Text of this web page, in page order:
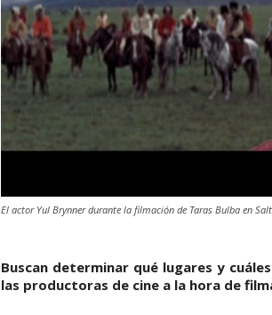
El actor Yul Brynner durante la filmación de Taras Bulba en
Buscan determinar qué lugares y
las productoras de cine a la hora de